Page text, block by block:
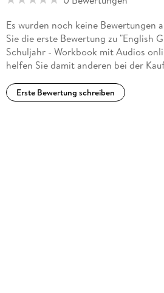
Es wurden noch keine Bewertungen
Sie die erste Bewertung zu "English
Schuljahr - Workbook mit Audios
helfen Sie damit anderen bei der
Erste Bewertung schreiben